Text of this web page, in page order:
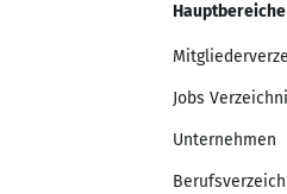
Hauptbereiche
Jobs
Unternehmen